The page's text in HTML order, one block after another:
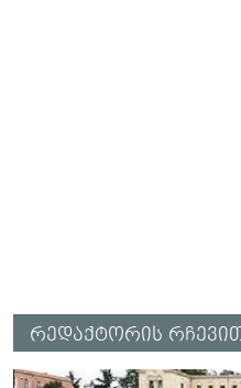
რედაქტორის